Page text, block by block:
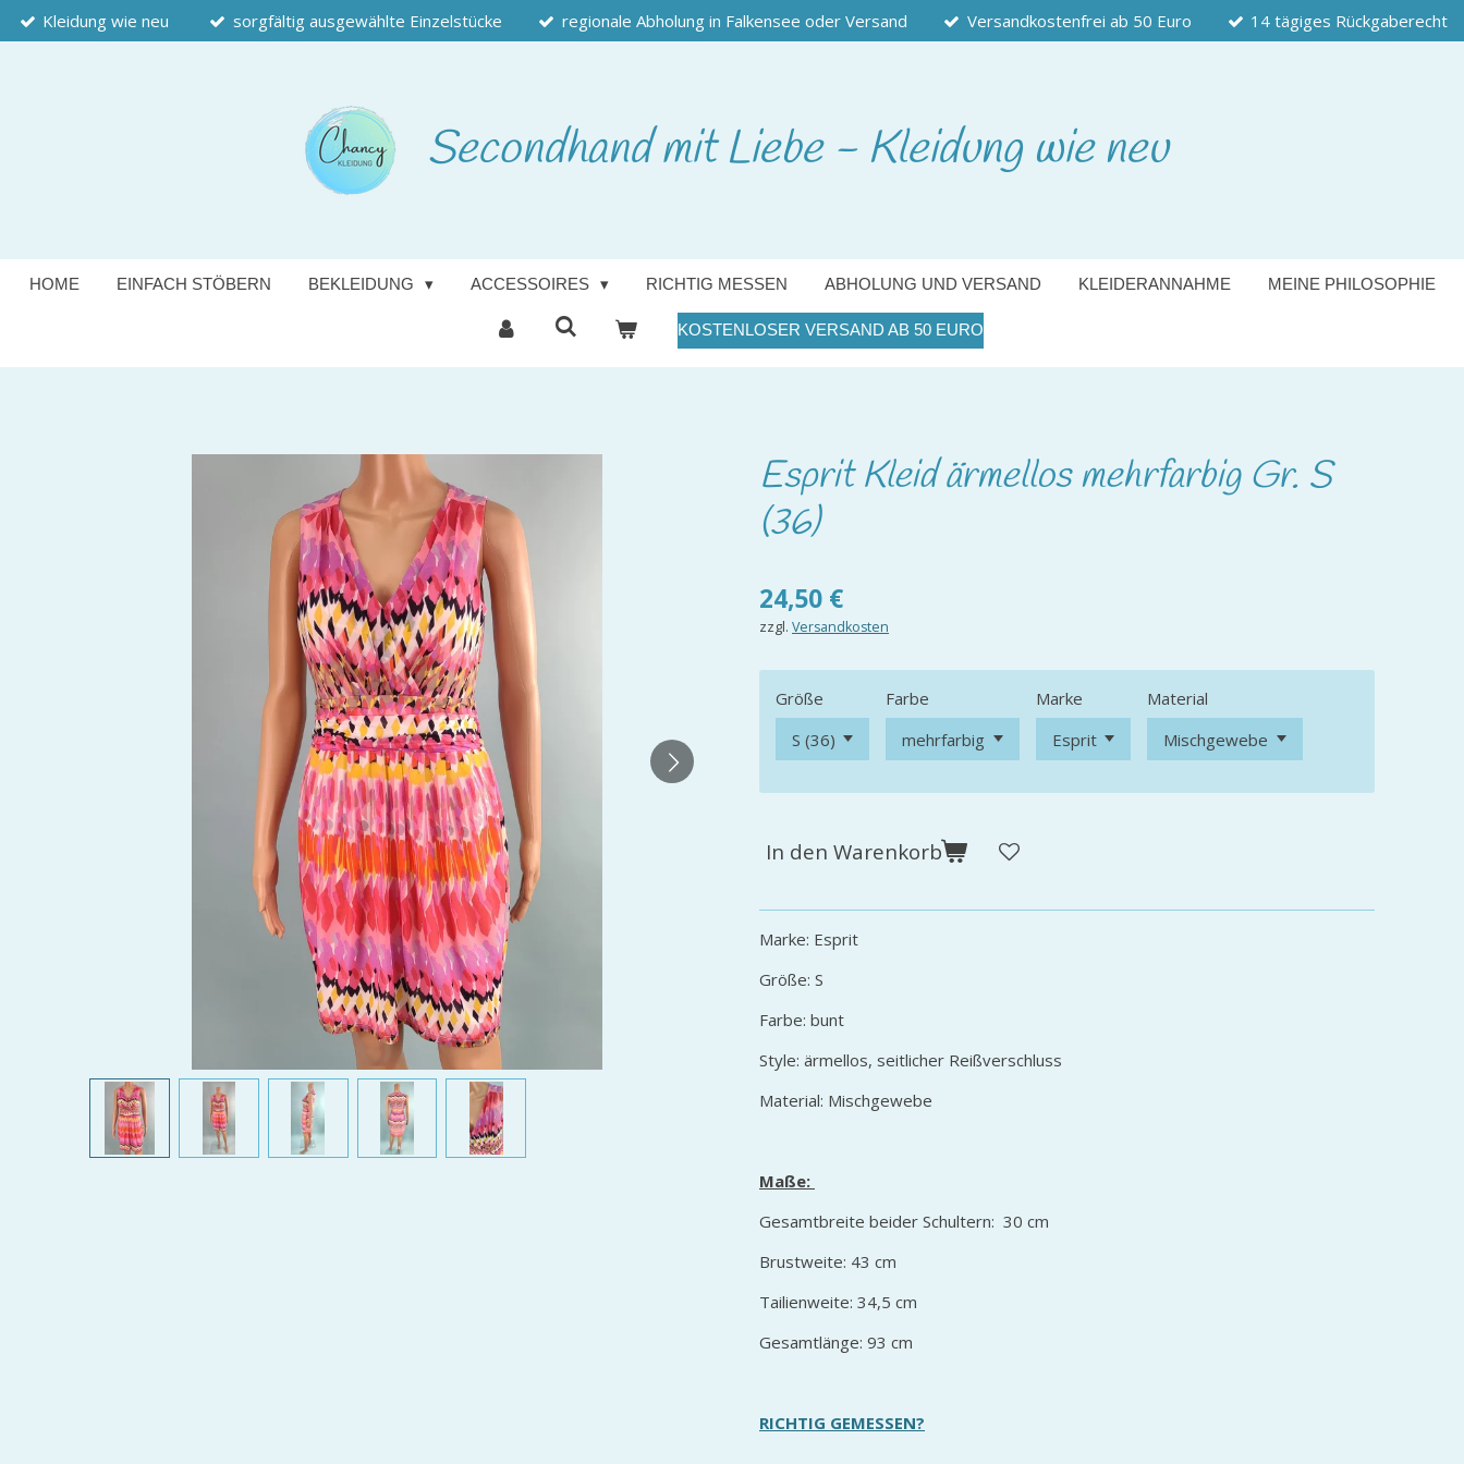
Zum
Hauptinhalt
Kleidung wie neu sorgfältig ausgewählte Einzelstücke regionale Abholung in Falkensee oder Versand Versandkostenfrei ab 50 Euro 14 tägiges Rückgaberecht
Secondhandmit Liebe - Kleidung wie neu
HOME EINFACH STÖBERN BEKLEIDUNG ACCESSOIRES RICHTIG MESSEN ABHOLUNG UND VERSAND KLEIDERANNAHME MEINE PHILOSOPHIE
KOSTENLOSER VERSAND AB 50 EURO
Esprit Kleid ärmellos mehrfarbig Gr. S
(36)
24,50 €
zzgl. Versandkosten
Größe Farbe Marke Material
In den Warenkorb
Marke: Esprit
Größe: S
Farbe: bunt
Style: ärmellos, seitlicher Reißverschluss
Material: Mischgewebe
Maße:
Gesamtbreite beider Schultern: 30 cm
Brustweite: 43 cm
Tailienweite: 34,5 cm
Gesamtlänge: 93 cm
RICHTIG GEMESSEN?